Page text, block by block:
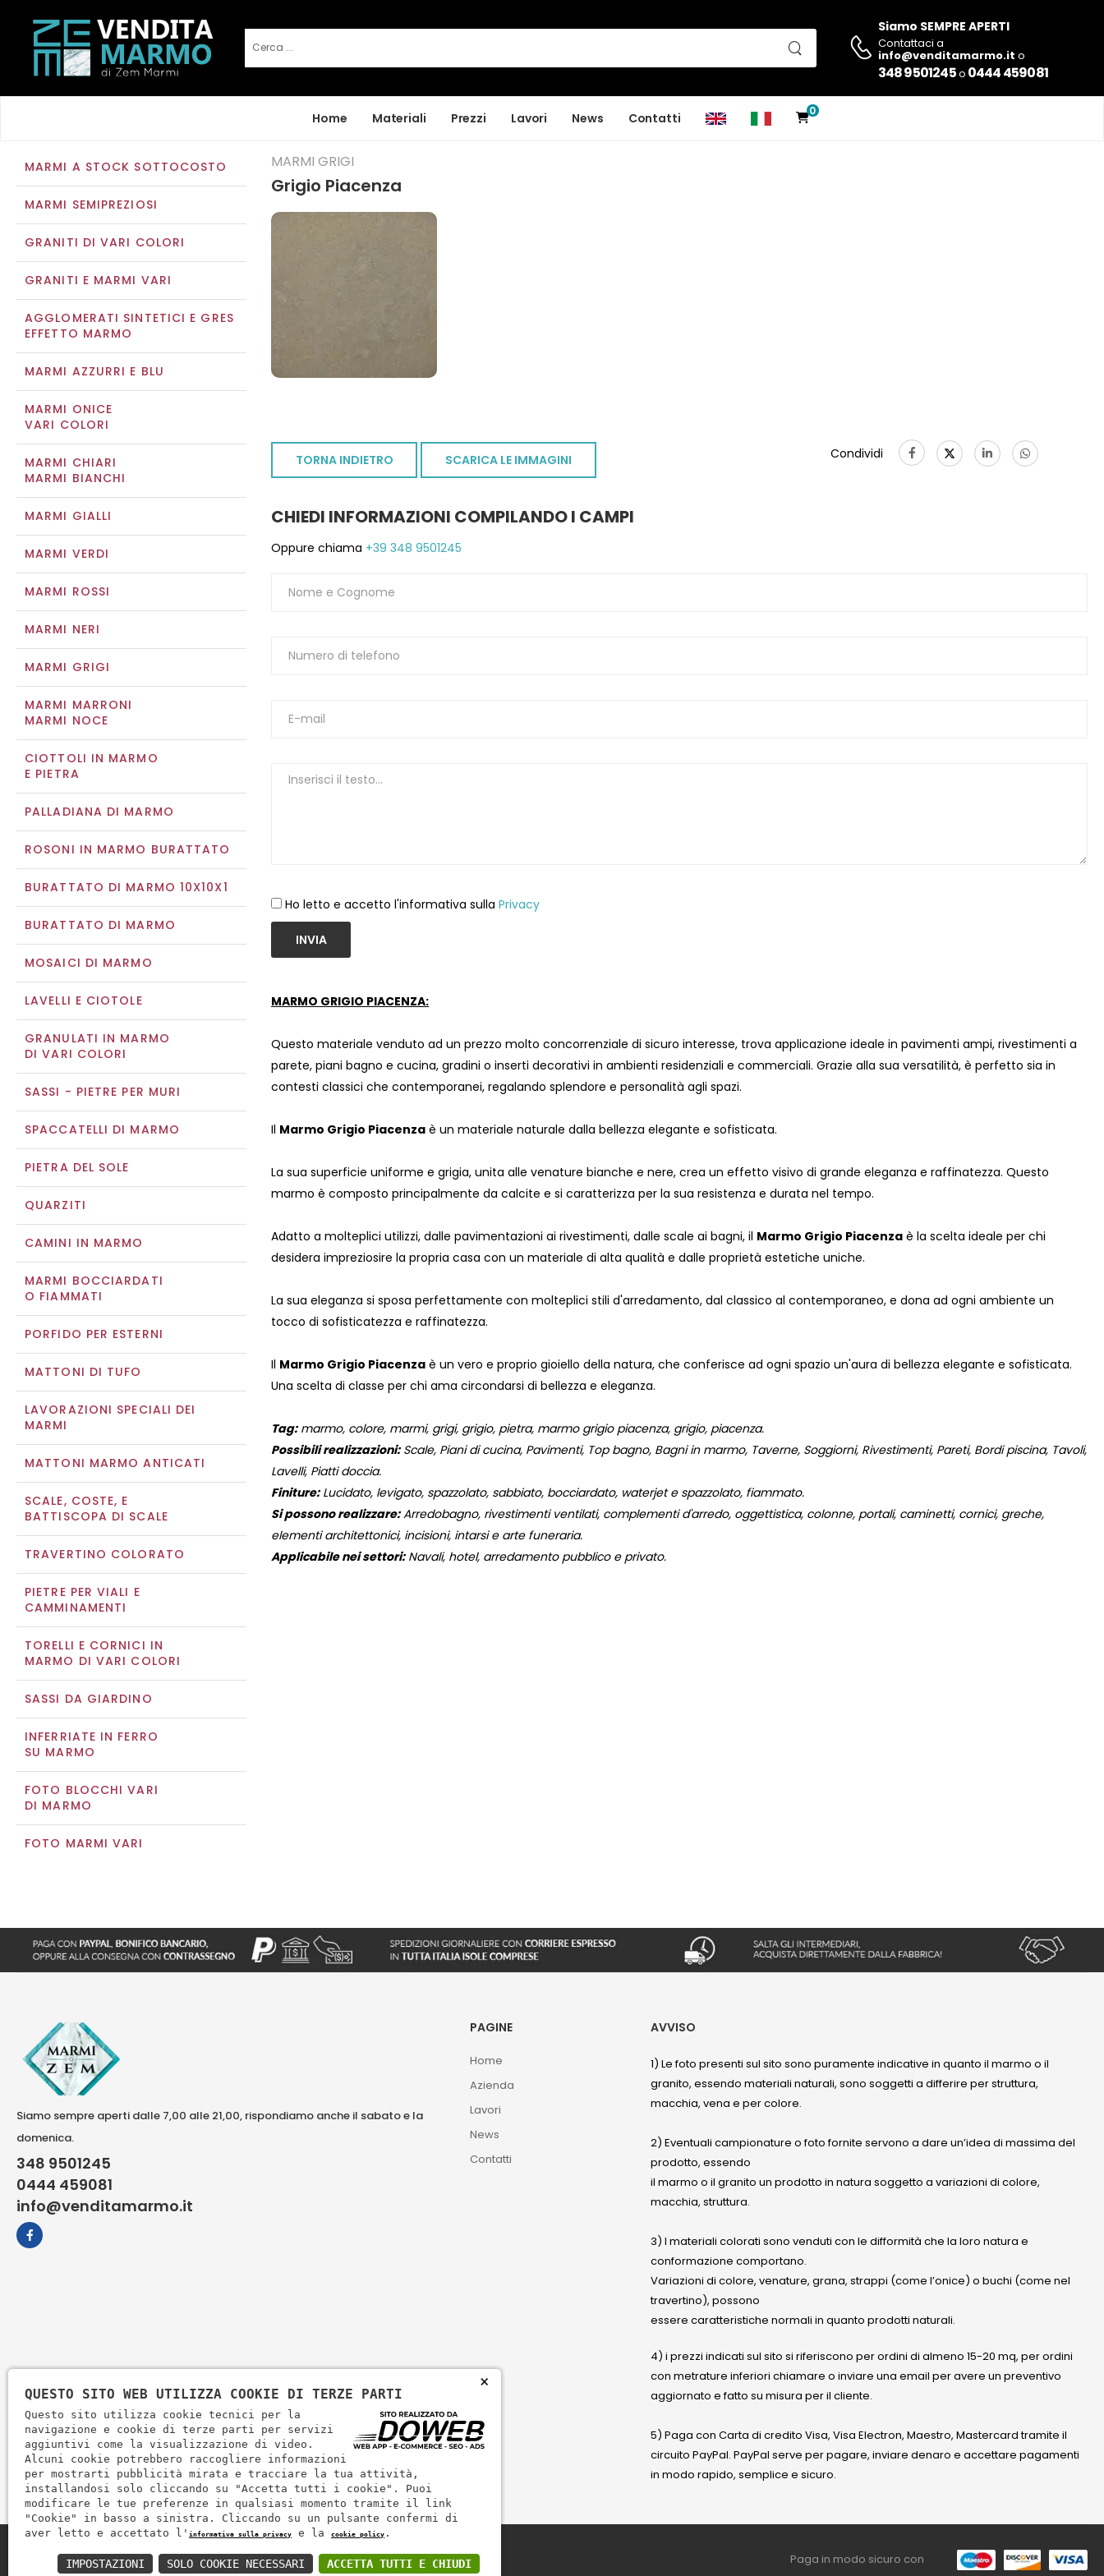
Siamo SEMPRE APERTI
Contattaci a
info@venditamarmo.it o
348 9501245o 0444 459081
Home Materiali Prezzi Lavori News Contatti 0
MARMI A STOCK SOTTOCOSTO
MARMI SEMIPREZIOSI
GRANITI DI VARI COLORI
GRANITI E MARMI VARI
AGGLOMERATI SINTETICI E GRES
EFFETTO MARMO
MARMI AZZURRI E BLU
MARMI ONICE
VARI COLORI
MARMI CHIARI
MARMI BIANCHI
MARMI GIALLI
MARMI VERDI
MARMI ROSSI
MARMI NERI
MARMI GRIGI
MARMI MARRONI
MARMI NOCE
CIOTTOLI IN MARMO
E PIETRA
PALLADIANA DI MARMO
ROSONI IN MARMO BURATTATO
BURATTATO DI MARMO 10X10X1
BURATTATO DI MARMO
MOSAICI DI MARMO
LAVELLI E CIOTOLE
GRANULATI IN MARMO
DI VARI COLORI
SASSI - PIETRE PER MURI
SPACCATELLI DI MARMO
PIETRA DEL SOLE
QUARZITI
CAMINI IN MARMO
MARMI BOCCIARDATI
O FIAMMATI
PORFIDO PER ESTERNI
MATTONI DI TUFO
LAVORAZIONI SPECIALI DEI
MARMI
MATTONI MARMO ANTICATI
SCALE, COSTE, E
BATTISCOPA DI SCALE
TRAVERTINO COLORATO
PIETRE PER VIALI E
CAMMINAMENTI
TORELLI E CORNICI IN
MARMO DI VARI COLORI
SASSI DA GIARDINO
INFERRIATE IN FERRO
SU MARMO
FOTO BLOCCHI VARI
DI MARMO
FOTO MARMI VARI
MARMI GRIGI
Grigio Piacenza
TORNA INDIETRO SCARICA LE IMMAGINI Condividi
CHIEDI INFORMAZIONI COMPILANDO I CAMPI
Oppure chiama +39 348 9501245
Ho letto e accetto l'informativa sulla Privacy
INVIA
MARMO GRIGIO PIACENZA:
Questo materiale venduto ad un prezzo molto concorrenziale di sicuro interesse, trova applicazione ideale in pavimenti ampi, rivestimenti a
parete, piani bagno e cucina, gradini o inserti decorativi in ambienti residenziali e commerciali. Grazie alla sua versatilità, è perfetto sia in
contesti classici che contemporanei, regalando splendore e personalità agli spazi.
Il Marmo Grigio Piacenza è un materiale naturale dalla bellezza elegante e sofisticata.
La sua superficie uniforme e grigia, unita alle venature bianche e nere, crea un effetto visivo di grande eleganza e raffinatezza. Questo
marmo è composto principalmente da calcite e si caratterizza per la sua resistenza e durata nel tempo.
Adatto a molteplici utilizzi, dalle pavimentazioni ai rivestimenti, dalle scale ai bagni, il Marmo Grigio Piacenza è la scelta ideale per chi
desidera impreziosire la propria casa con un materiale di alta qualità e dalle proprietà estetiche uniche.
La sua eleganza si sposa perfettamente con molteplici stili d'arredamento, dal classico al contemporaneo, e dona ad ogni ambiente un
tocco di sofisticatezza e raffinatezza.
Il Marmo Grigio Piacenza è un vero e proprio gioiello della natura, che conferisce ad ogni spazio un'aura di bellezza elegante e sofisticata.
Una scelta di classe per chi ama circondarsi di bellezza e eleganza.
Tag:marmo, colore, marmi, grigi, grigio, pietra, marmo grigio piacenza, grigio, piacenza.
Possibili realizzazioni:Scale, Piani di cucina, Pavimenti, Top bagno, Bagni in marmo, Taverne, Soggiorni, Rivestimenti, Pareti, Bordi piscina, Tavoli,
Lavelli, Piatti doccia.
Finiture:Lucidato, levigato, spazzolato, sabbiato, bocciardato, waterjet e spazzolato, fiammato.
Si possono realizzare:Arredobagno, rivestimenti ventilati, complementi d'arredo, oggettistica, colonne, portali, caminetti, cornici, greche,
elementi architettonici, incisioni, intarsi e arte funeraria.
Applicabile nei settori:Navali, hotel, arredamento pubblico e privato.
Siamo sempre aperti dalle 7,00 alle 21,00, rispondiamo anche il sabato e la
domenica.
348 9501245
0444 459081
info@venditamarmo.it
PAGINE
Home
Azienda
Lavori
News
Contatti
AVVISO
1) Le foto presenti sul sito sono puramente indicative in quanto il marmo o il
granito, essendo materiali naturali, sono soggetti a differire per struttura,
macchia, vena e per colore.
2) Eventuali campionature o foto fornite servono a dare un’idea di massima del
prodotto, essendo
il marmo o il granito un prodotto in natura soggetto a variazioni di colore,
macchia, struttura.
3) I materiali colorati sono venduti con le difformità che la loro natura e
conformazione comportano.
Variazioni di colore, venature, grana, strappi (come l’onice) o buchi (come nel
travertino), possono
essere caratteristiche normali in quanto prodotti naturali.
4) i prezzi indicati sul sito si riferiscono per ordini di almeno 15-20 mq, per ordini
con metrature inferiori chiamare o inviare una email per avere un preventivo
aggiornato e fatto su misura per il cliente.
5) Paga con Carta di credito Visa, Visa Electron, Maestro, Mastercard tramite il
circuito PayPal. PayPal serve per pagare, inviare denaro e accettare pagamenti
in modo rapido, semplice e sicuro.
Zem Marmi P.I. 03463990246 Paga in modo sicuro con
×
QUESTO SITO WEB UTILIZZA COOKIE DI TERZE PARTI
Questo sito utilizza cookie tecnici per la
navigazione e cookie di terze parti per servizi
aggiuntivi come la visualizzazione di video.
Alcuni cookie potrebbero raccogliere informazioni
per mostrarti pubblicità mirata e tracciare la tua attività,
installandosi solo cliccando su "Accetta tutti i cookie". Puoi
modificare le tue preferenze in qualsiasi momento tramite il link
"Cookie" in basso a sinistra. Cliccando su un pulsante confermi di
aver letto e accettato l' informativa sulla privacy e la cookie policy .
ACCETTA TUTTI E CHIUDI
SOLO COOKIE NECESSARI
IMPOSTAZIONI